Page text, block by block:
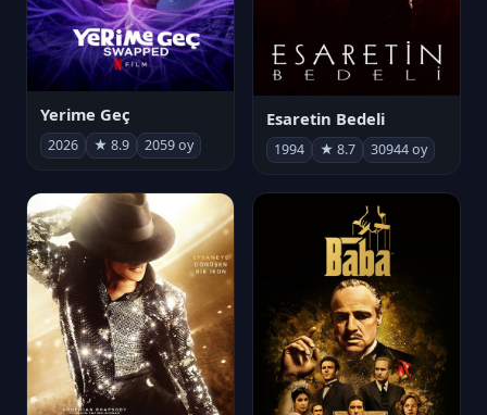
Yerime Geç
2026 ★ 8.9 2059 oy
Esaretin Bedeli
1994 ★ 8.7 30944 oy